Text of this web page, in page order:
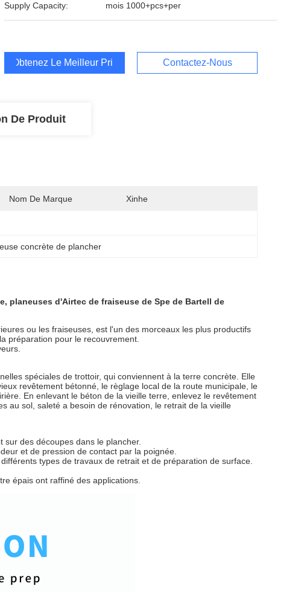
Supply Capacity: mois 1000+pcs+per
Obtenez Le Meilleur Prix Contactez-Nous
De Produit
Nom De Marque Xinhe
concrète de plancher
planeuses d'Airtec de fraiseuse de Spe de Bartell de
ou les fraiseuses, est l'un des morceaux les plus productifs
préparation pour le recouvrement.
spéciales de trottoir, qui conviennent à la terre concrète. Elle
revêtement bétonné, le règlage local de la route municipale, le
En enlevant le béton de la vieille terre, enlevez le revêtement
au sol, saleté a besoin de rénovation, le retrait de la vieille
des découpes dans le plancher.
et de pression de contact par la poignée.
types de travaux de retrait et de préparation de surface.
épais ont raffiné des applications.